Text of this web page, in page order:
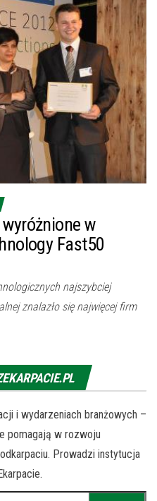
w
Fast50
najszybciej
znalazło się najwięcej firm
i wydarzeniach branżowych –
pomagają w rozwoju
Prowadzi instytucja